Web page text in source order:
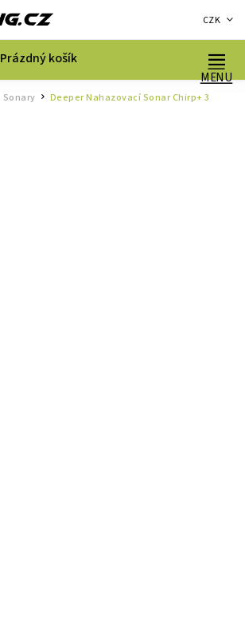
CZK
Prázdný košík
Sonary Deeper Nahazovací Sonar Chirp+ 3